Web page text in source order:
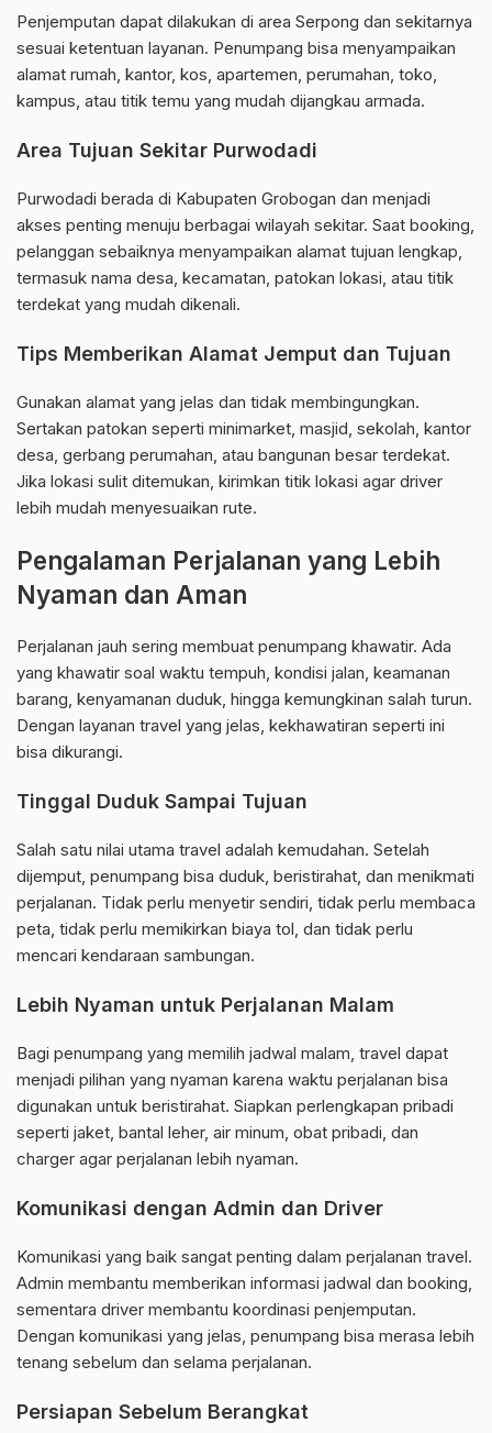
Penjemputan dapat dilakukan di area Serpong dan sekitarnya
sesuai ketentuan layanan. Penumpang bisa menyampaikan
alamat rumah, kantor, kos, apartemen, perumahan, toko,
kampus, atau titik temu yang mudah dijangkau armada.
Area Tujuan Sekitar Purwodadi
Purwodadi berada di Kabupaten Grobogan dan menjadi
akses penting menuju berbagai wilayah sekitar. Saat booking,
pelanggan sebaiknya menyampaikan alamat tujuan lengkap,
termasuk nama desa, kecamatan, patokan lokasi, atau titik
terdekat yang mudah dikenali.
Tips Memberikan Alamat Jemput dan Tujuan
Gunakan alamat yang jelas dan tidak membingungkan.
Sertakan patokan seperti minimarket, masjid, sekolah, kantor
desa, gerbang perumahan, atau bangunan besar terdekat.
Jika lokasi sulit ditemukan, kirimkan titik lokasi agar driver
lebih mudah menyesuaikan rute.
Pengalaman Perjalanan yang Lebih
Nyaman dan Aman
Perjalanan jauh sering membuat penumpang khawatir. Ada
yang khawatir soal waktu tempuh, kondisi jalan, keamanan
barang, kenyamanan duduk, hingga kemungkinan salah turun.
Dengan layanan travel yang jelas, kekhawatiran seperti ini
bisa dikurangi.
Tinggal Duduk Sampai Tujuan
Salah satu nilai utama travel adalah kemudahan. Setelah
dijemput, penumpang bisa duduk, beristirahat, dan menikmati
perjalanan. Tidak perlu menyetir sendiri, tidak perlu membaca
peta, tidak perlu memikirkan biaya tol, dan tidak perlu
mencari kendaraan sambungan.
Lebih Nyaman untuk Perjalanan Malam
Bagi penumpang yang memilih jadwal malam, travel dapat
menjadi pilihan yang nyaman karena waktu perjalanan bisa
digunakan untuk beristirahat. Siapkan perlengkapan pribadi
seperti jaket, bantal leher, air minum, obat pribadi, dan
charger agar perjalanan lebih nyaman.
Komunikasi dengan Admin dan Driver
Komunikasi yang baik sangat penting dalam perjalanan travel.
Admin membantu memberikan informasi jadwal dan booking,
sementara driver membantu koordinasi penjemputan.
Dengan komunikasi yang jelas, penumpang bisa merasa lebih
tenang sebelum dan selama perjalanan.
Persiapan Sebelum Berangkat